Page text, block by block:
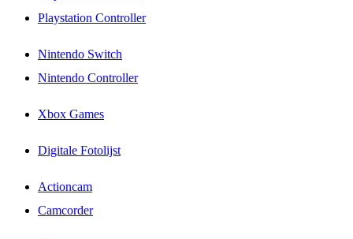
Playstation Controller
Nintendo Switch
Nintendo Controller
Xbox Games
Digitale Fotolijst
Actioncam
Camcorder